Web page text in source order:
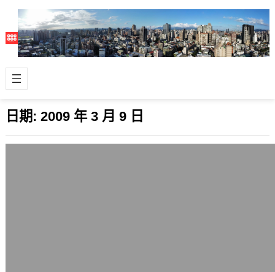
日期: 2009 年 3 月 9 日